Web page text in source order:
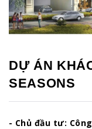
DỰ ÁN
SEASONS
- Chủ đầu tư: